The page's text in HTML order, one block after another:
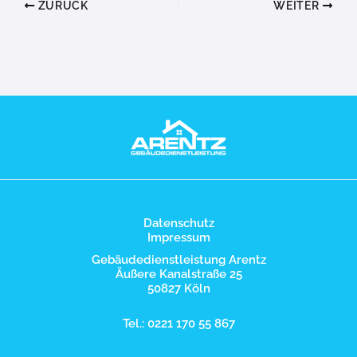
ZURÜCK WEITER
Datenschutz
Impressum
Gebäudedienstleistung Arentz
Äußere Kanalstraße 25
50827 Köln
Tel.: 0221 170 55 867